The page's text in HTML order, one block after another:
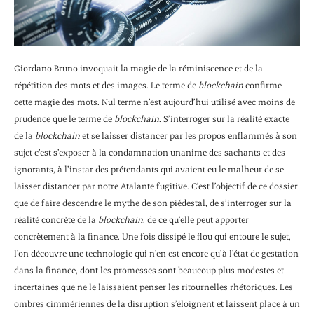
Giordano Bruno invoquait la magie de la réminiscence et de la
répétition des mots et des images. Le terme de blockchainconfirme
cette magie des mots. Nul terme n’est aujourd’hui utilisé avec moins de
prudence que le terme de blockchain. S’interroger sur la réalité exacte
de la blockchainet se laisser distancer par les propos enflammés à son
sujet c’est s’exposer à la condamnation unanime des sachants et des
ignorants, à l’instar des prétendants qui avaient eu le malheur de se
laisser distancer par notre Atalante fugitive. C’est l’objectif de ce dossier
que de faire descendre le mythe de son piédestal, de s’interroger sur la
réalité concrète de la blockchain, de ce qu’elle peut apporter
concrètement à la finance. Une fois dissipé le flou qui entoure le sujet,
l’on découvre une technologie qui n’en est encore qu’à l’état de gestation
dans la finance, dont les promesses sont beaucoup plus modestes et
incertaines que ne le laissaient penser les ritournelles rhétoriques. Les
ombres cimmériennes de la disruption s’éloignent et laissent place à un